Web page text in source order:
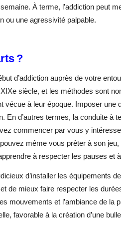
À terme, l’addiction peut
ou une agressivité palpable.
?
d’addiction auprès de votre
siècle, et les méthodes sont
vécue à leur époque. Imposer
En d’autres termes, la conduite à
commencer par vous y
même vous prêter à son
à respecter les pauses et
d’installer les équipements
de mieux faire respecter les
mouvements et l’ambiance de la
favorable à la création d’une